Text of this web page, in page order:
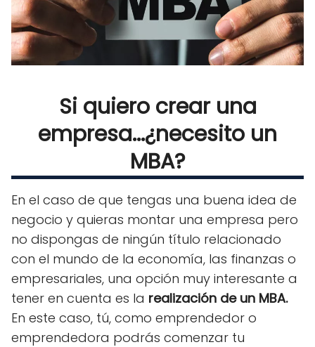
Si quiero crear una
empresa...¿necesito un
MBA?
En el caso de que tengas una buena idea de
negocio y quieras montar una empresa pero
no dispongas de ningún título relacionado
con el mundo de la economía, las finanzas o
empresariales, una opción muy interesante a
tener en cuenta es la realización de un MBA.
En este caso, tú, como emprendedor o
emprendedora podrás comenzar tu